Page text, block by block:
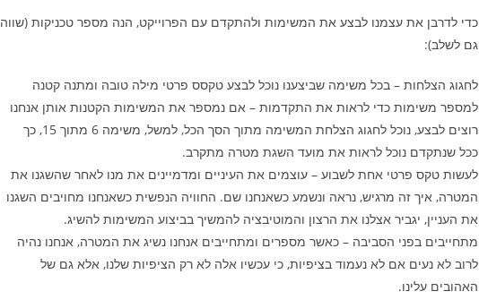
כדי לדרבן את עצמנו לבצע את המשימות ולהתקדם עם הפרוייקט, הנה מספר טכניקות (שווה
גם לשלב):
לחגוג הצלחות – בכל משימה שביצענו נוכל לבצע טקסס פרטי מילה טובה ומתנה קטנה
למספר משימות כדי לראות את התקדמות – אם נמספר את המשימות הקטנות אותן אנחנו
רוצים לבצע, נוכל לחגוג הצלחת המשימה מתוך הסך הכל, למשל, משימה 6 מתוך 15, כך
ככל שנתקדם נוכל לראות את מועד השגת מטרה מתקרב.
לעשות טקס פרטי אחת לשבוע – עוצמים את העיניים ומדמיינים את מנו לאחר שהשגנו את
המטרה, איך זה מרגיש, נראה ונשמע כשאנחנו שם. החוויה הנפשית כשאנחנו מחויבים השגנו
את העניין, יגביר אצלנו את הרצון והמוטיבציה להמשיך בביצוע המשימות להשיג.
מתחייבים בפני הסביבה – כאשר מספרים ומתחייבים אנחנו נשיג את המטרה, אנחנו נהיה
לרוב לא נעים אם לא נעמוד בציפיות, כי עכשיו אלה לא רק הציפיות שלנו, אלא גם של
האהובים עלינו.